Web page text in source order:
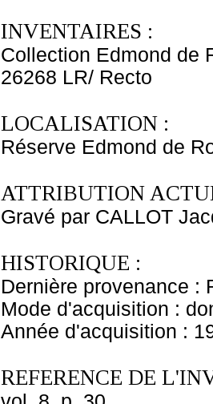
INVENTAIRES :
Collection Edmond de
26268 LR/ Recto
LOCALISATION :
Réserve Edmond de
ATTRIBUTION
Gravé par CALLOT
HISTORIQUE :
Dernière provenance :
Mode d'acquisition :
Année d'acquisition :
REFERENCE DE